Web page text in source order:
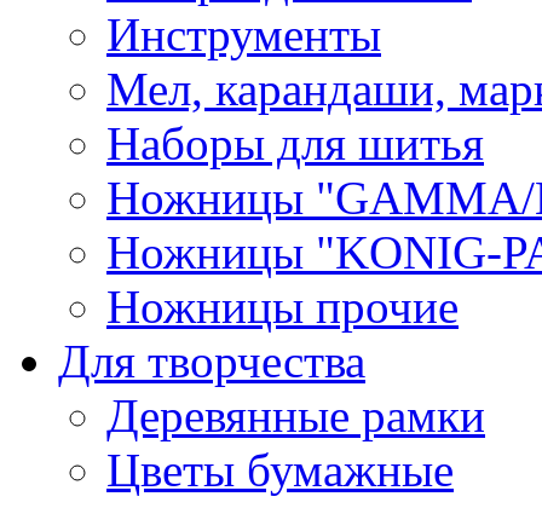
Инструменты
Мел, карандаши,
Наборы для шитья
Ножницы "GAMMA/
Ножницы "KONIG-
Ножницы прочие
Для творчества
Деревянные рамки
Цветы бумажные